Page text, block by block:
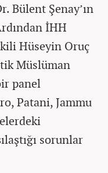
Bülent Şenay’ın
İHH
Hüseyin Oruç
Müslüman
panel
Patani, Jammu
sorunlar